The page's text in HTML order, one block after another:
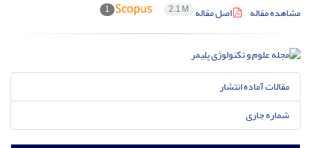
مشاهده مقاله
اصل مقاله 2.1 M
1
مقالات آماده انتشار
شماره جاری